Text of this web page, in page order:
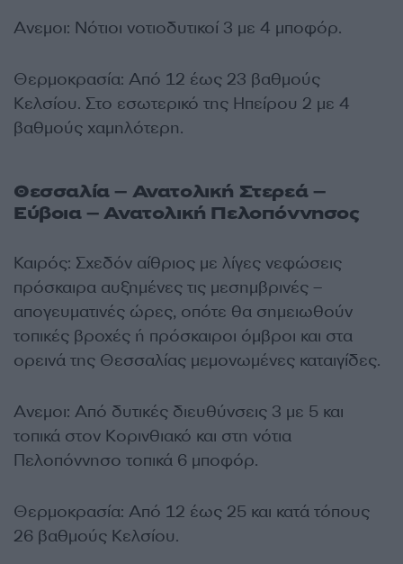
Ανεμοι: Νότιοι νοτιοδυτικοί 3 με 4 μποφόρ.
Θερμοκρασία: Από 12 έως 23 βαθμούς
Κελσίου. Στο εσωτερικό της Ηπείρου 2 με 4
βαθμούς χαμηλότερη.
Θεσσαλία – Ανατολική Στερεά –
Εύβοια – Ανατολική Πελοπόννησος
Καιρός: Σχεδόν αίθριος με λίγες νεφώσεις
πρόσκαιρα αυξημένες τις μεσημβρινές –
απογευματινές ώρες, οπότε θα σημειωθούν
τοπικές βροχές ή πρόσκαιροι όμβροι και στα
ορεινά της Θεσσαλίας μεμονωμένες καταιγίδες.
Ανεμοι: Από δυτικές διευθύνσεις 3 με 5 και
τοπικά στον Κορινθιακό και στη νότια
Πελοπόννησο τοπικά 6 μποφόρ.
Θερμοκρασία: Από 12 έως 25 και κατά τόπους
26 βαθμούς Κελσίου.